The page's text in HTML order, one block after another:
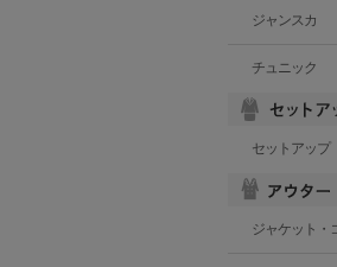
ジャンスカ
チュニック
セットアップ
ジャケット・